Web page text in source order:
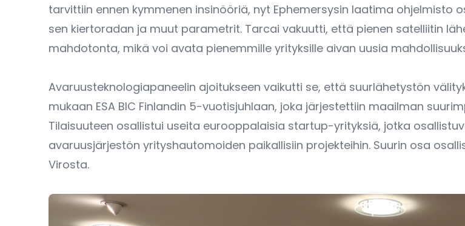
tarvittiin ennen kymmenen insinööriä, nyt Ephemersysin laatima ohjelmisto
sen kiertoradan ja muut parametrit. Tarcai vakuutti, että pienen satelliitin
mahdotonta, mikä voi avata pienemmille yrityksille aivan uusia
Avaruusteknologiapaneelin ajoitukseen vaikutti se, että suurlähetystön
mukaan ESA BIC Finlandin 5-vuotisjuhlaan, joka järjestettiin maailman
Tilaisuuteen osallistui useita eurooppalaisia startup-yrityksiä, jotka
avaruusjärjestön yrityshautomoiden paikallisiin projekteihin. Suurin osa
Virosta.